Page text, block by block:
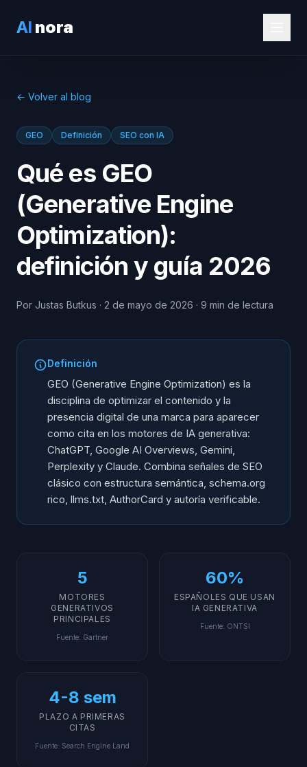
AI nora
← Volver al blog
GEO Definición SEO con IA
Qué es GEO
(Generative Engine
Optimization):
definición y guía 2026
Por Justas Butkus · 2 de mayo de 2026 · 9 min de lectura
Definición
GEO (Generative Engine Optimization) es la
disciplina de optimizar el contenido y la
presencia digital de una marca para aparecer
como cita en los motores de IA generativa:
ChatGPT, Google AI Overviews, Gemini,
Perplexity y Claude. Combina señales de SEO
clásico con estructura semántica, schema.org
rico, llms.txt, AuthorCard y autoría verificable.
5
MOTORES
GENERATIVOS
PRINCIPALES
Fuente: Gartner
60%
ESPAÑOLES QUE USAN
IA GENERATIVA
Fuente: ONTSI
4-8 sem
PLAZO A PRIMERAS
CITAS
Fuente: Search Engine Land